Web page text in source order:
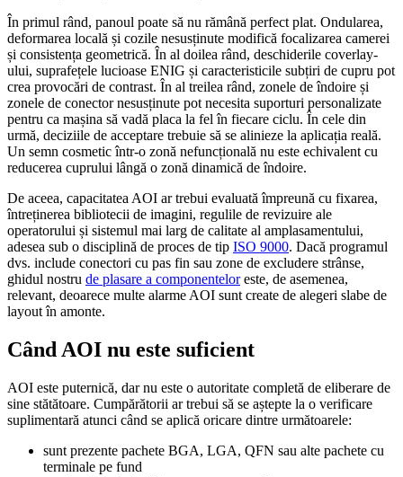
În primul rând, panoul poate să nu rămână perfect plat. Ondularea,
deformarea locală și cozile nesusținute modifică focalizarea camerei
și consistența geometrică. În al doilea rând, deschiderile coverlay-
ului, suprafețele lucioase ENIG și caracteristicile subțiri de cupru pot
crea provocări de contrast. În al treilea rând, zonele de îndoire și
zonele de conector nesusținute pot necesita suporturi personalizate
pentru ca mașina să vadă placa la fel în fiecare ciclu. În cele din
urmă, deciziile de acceptare trebuie să se alinieze la aplicația reală.
Un semn cosmetic într-o zonă nefuncțională nu este echivalent cu
reducerea cuprului lângă o zonă dinamică de îndoire.
De aceea, capacitatea AOI ar trebui evaluată împreună cu fixarea,
întreținerea bibliotecii de imagini, regulile de revizuire ale
operatorului și sistemul mai larg de calitate al amplasamentului,
adesea sub o disciplină de proces de tip ISO 9000. Dacă programul
dvs. include conectori cu pas fin sau zone de excludere strânse,
ghidul nostru de plasare a componenteloreste, de asemenea,
relevant, deoarece multe alarme AOI sunt create de alegeri slabe de
layout în amonte.
Când AOI nu este suficient
AOI este puternică, dar nu este o autoritate completă de eliberare de
sine stătătoare. Cumpărătorii ar trebui să se aștepte la o verificare
suplimentară atunci când se aplică oricare dintre următoarele:
sunt prezente pachete BGA, LGA, QFN sau alte pachete cu
terminale pe fund